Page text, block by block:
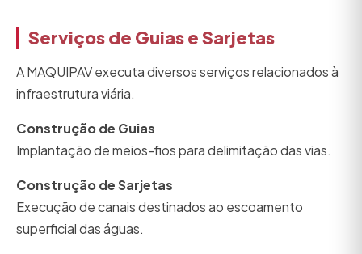
Serviços de Guias e Sarjetas
A MAQUIPAV executa diversos serviços relacionados à
infraestrutura viária.
Construção de Guias
Implantação de meios-fios para delimitação das vias.
Construção de Sarjetas
Execução de canais destinados ao escoamento
superficial das águas.